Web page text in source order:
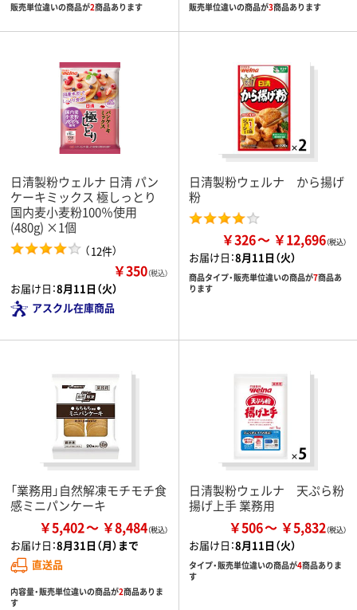
販売単位違いの商品が2商品あります 販売単位違いの商品が3商品あります
日清製粉ウェルナ 日清 パン
ケーキミックス 極しっとり
国内麦小麦粉100％使用
(480g) ×1個
（12件）
￥350（税込）
お届け日：8月11日（火）
アスクル在庫商品
日清製粉ウェルナ から揚げ
粉
￥326 ￥12,696
お届け日：8月11日（火）
商品タイプ・販売単位違いの商品が7商品あ
ります
「業務用」自然解凍モチモチ食
感ミニパンケーキ
￥5,402 ￥8,484
お届け日：8月31日（月）まで
直送品
内容量・販売単位違いの商品が2商品ありま
す
日清製粉ウェルナ 天ぷら粉
揚げ上手 業務用
￥506 ￥5,832
お届け日：8月11日（火）
タイプ・販売単位違いの商品が4商品ありま
す